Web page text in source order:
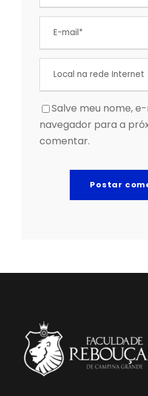
Salve meu nome,
navegador para a
comentar.